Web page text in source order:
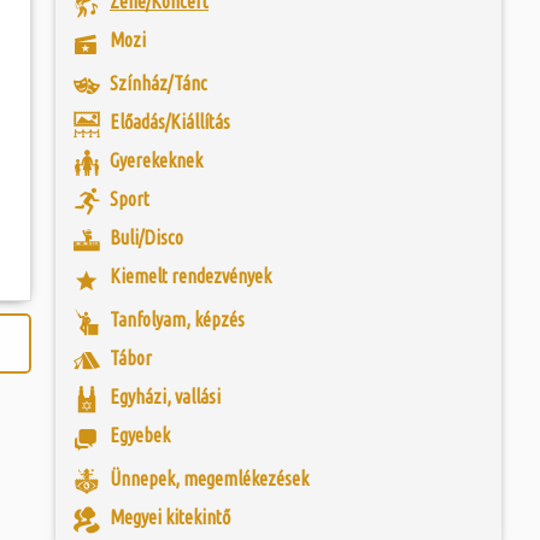
1968-ban
(1903-1975),
főorvos, aki
közönségének
A főorvos
szenvedéllyel
egyben
a
A találkozó
játékkal és
a lépést a
Mozi
Színház/Tánc
Előadás/Kiállítás
Gyerekeknek
Sport
Buli/Disco
Kiemelt rendezvények
Tanfolyam, képzés
Tábor
Egyházi, vallási
Egyebek
Ünnepek, megemlékezések
Megyei kitekintő